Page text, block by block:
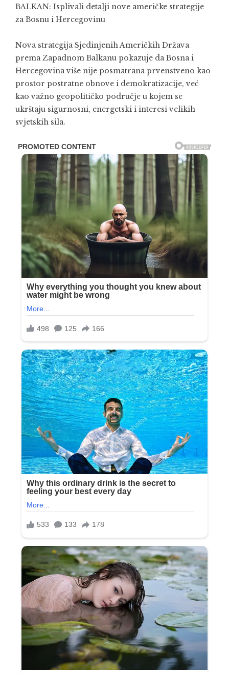
BALKAN: Isplivali detalji nove američke strategije
za Bosnu i Hercegovinu
Nova strategija Sjedinjenih Američkih Država
prema Zapadnom Balkanu pokazuje da Bosna i
Hercegovina više nije posmatrana prvenstveno kao
prostor postratne obnove i demokratizacije, već
kao važno geopolitičko područje u kojem se
ukrštaju sigurnosni, energetski i interesi velikih
svjetskih sila.